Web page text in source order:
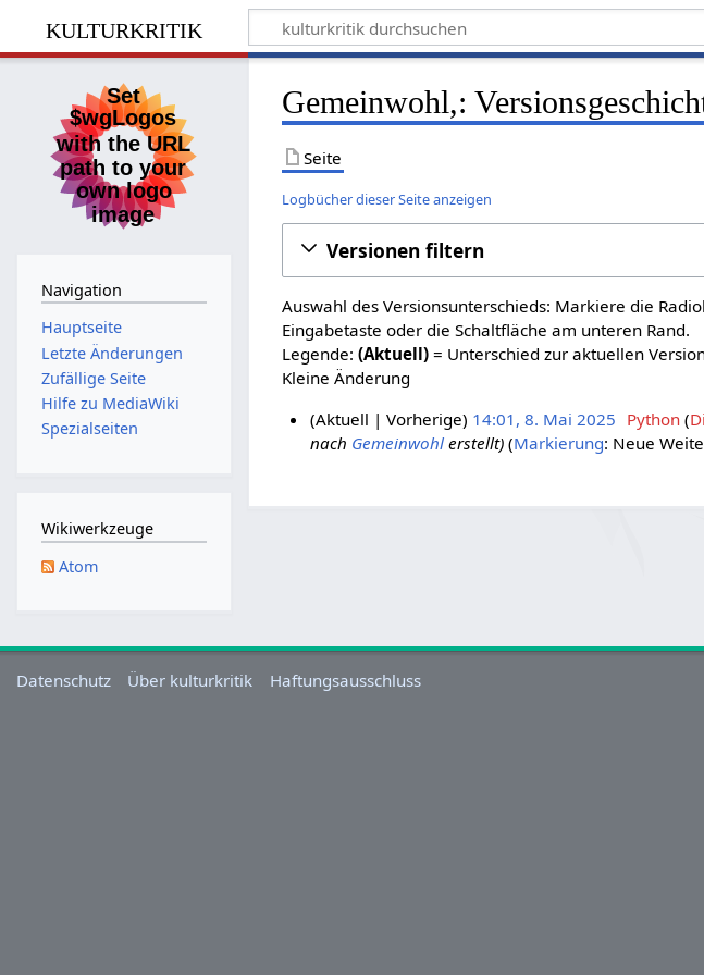
kulturkritik
Gemeinwohl,:
Seite
Logbücher dieser Seite anzeigen
Versionen filtern
Auswahl des Versionsunterschieds: Markiere die
Eingabetaste oder die Schaltfläche am unteren Rand.
Legende:(Aktuell) = Unterschied zur aktuellen
Kleine Änderung
5
Aktuell Vorherige 14:01, 8. Mai 2025 Python
nach Gemeinwohlerstellt Markierung: Neue
Navigation
Hauptseite
Letzte Änderungen
Zufällige Seite
Hilfe zu MediaWiki
Spezialseiten
Wikiwerkzeuge
Atom
Datenschutz Über kulturkritik Haftungsausschluss